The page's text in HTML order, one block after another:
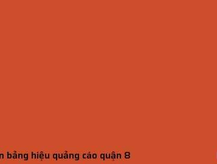
bảng hiệu quảng cáo quận 8